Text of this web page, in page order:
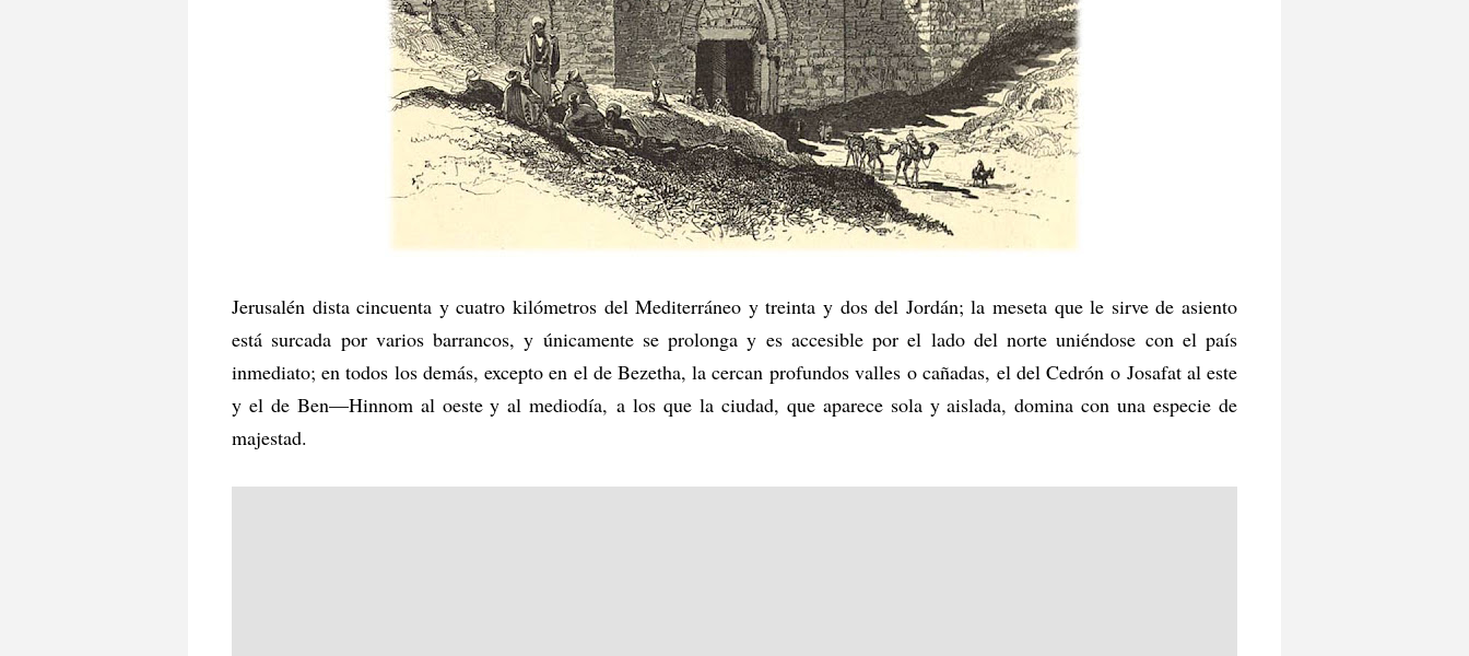
Jerusalén dista cincuenta y cuatro kilómetros del Mediterráneo y treinta y dos del Jordán; la meseta que le sirve de asiento
está surcada por varios barrancos, y únicamente se prolonga y es accesible por el lado del norte uniéndose con el país
inmediato; en todos los demás, excepto en el de Bezetha, la cercan profundos valles o cañadas, el del Cedrón o Josafat al este
y el de Ben—Hinnom al oeste y al mediodía, a los que la ciudad, que aparece sola y aislada, domina con una especie de
majestad.